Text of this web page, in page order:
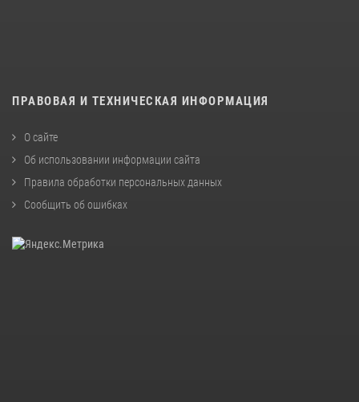
ПРАВОВАЯ И ТЕХНИЧЕСКАЯ ИНФОРМАЦИЯ
О сайте
Об использовании информации сайта
Правила обработки персональных данных
Сообщить об ошибках